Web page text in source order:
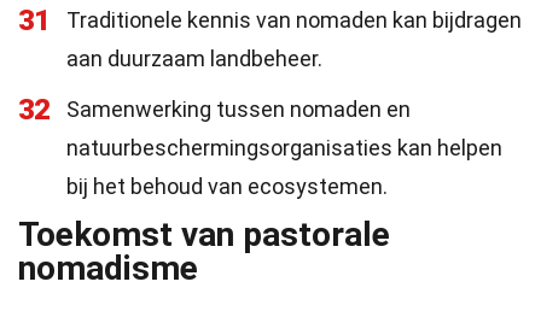
31
Traditionele kennis van nomaden kan bijdragen
aan duurzaam landbeheer.
32
Samenwerking tussen nomaden en
natuurbeschermingsorganisaties kan helpen
bij het behoud van ecosystemen.
Toekomst van pastorale
nomadisme